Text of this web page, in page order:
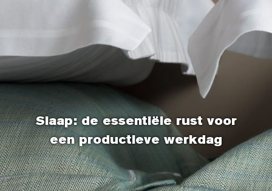
Slaap: de essentiële rust voor
een productieve werkdag